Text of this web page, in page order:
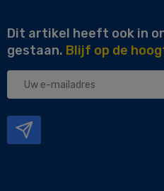
Dit artikel heeft ook in
gestaan. Blijf op de
Uw